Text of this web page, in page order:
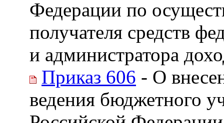
Федерации по
получателя средств
и администратора
Приказ 606 - О
ведения бюджетного